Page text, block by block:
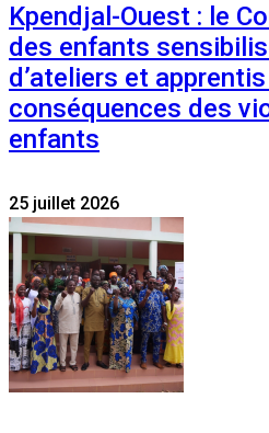
Kpendjal-Ouest : le
des enfants
d’ateliers et
conséquences des
enfants
25 juillet 2026